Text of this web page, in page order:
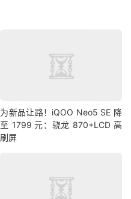
为新品让路！iQOO Neo5 SE 降
至 1799 元：骁龙 870+LCD 高
刷屏